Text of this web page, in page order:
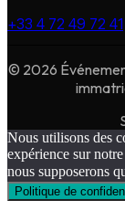
+33 4 72 49 72 41
© 2026
Nous utilisons des
expérience sur
nous supposerons
Politique de